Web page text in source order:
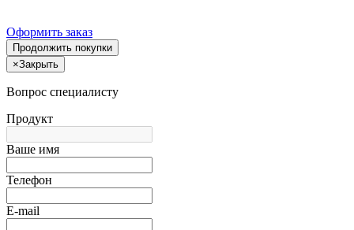
Оформить заказ
Продолжить покупки
×Закрыть
Вопрос специалисту
Продукт
Ваше имя
Телефон
E-mail